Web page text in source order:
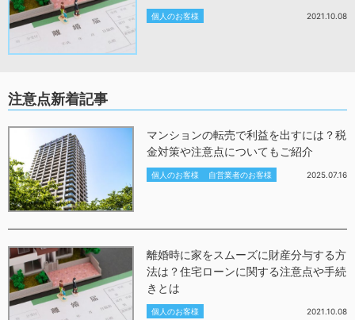
個人のお客様 2021.10.08
注意点新着記事
マンションの転売で利益を出すには？税
金対策や注意点についてもご紹介
個人のお客様 自営業者のお客様 2025.07.16
離婚時に家をスムーズに財産分与する方
法は？住宅ローンに関する注意点や手続
きとは
個人のお客様 2021.10.08